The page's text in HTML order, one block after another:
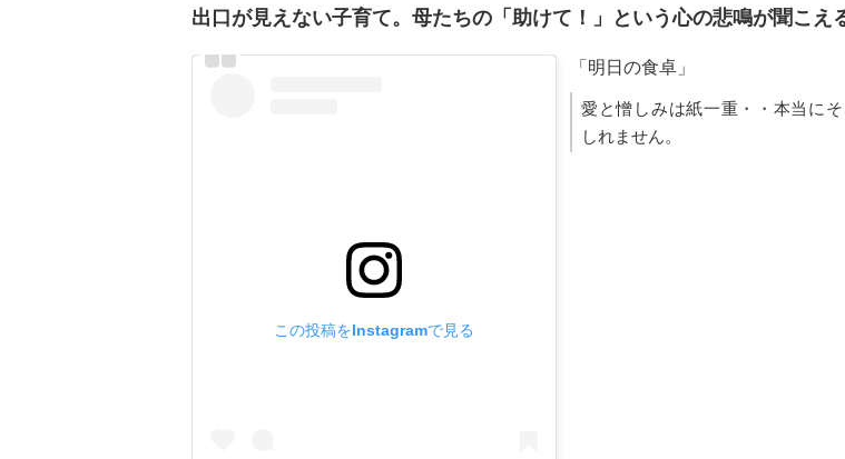
出口が見えない子育て。母たちの「助けて！」という心の悲鳴が聞こえ
この投稿をInstagramで見る
「明日の食卓」
愛と憎しみは紙一重・・本当にそ
しれません。